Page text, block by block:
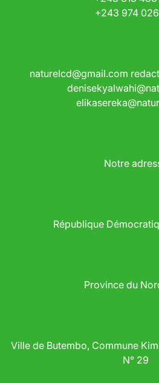
+243 974
naturelcd@gmail.com
Notre
République
Province du
Ville de Butembo, Commune
N° 29